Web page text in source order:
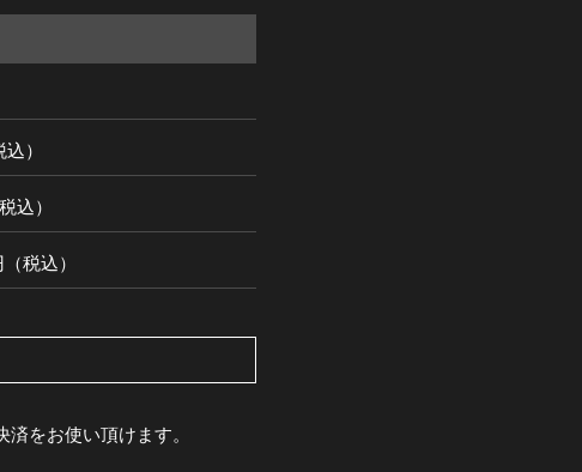
）
込）
税込）
をお使い頂けます。